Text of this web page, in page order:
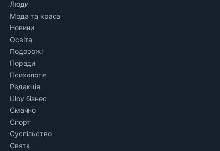
Люди
Мода та краса
Новини
Освіта
Подорожі
Поради
Психологія
Редакція
Шоу бізнес
Смачно
Спорт
Суспільство
Свята